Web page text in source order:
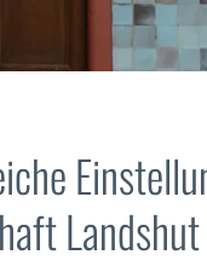
Landshut